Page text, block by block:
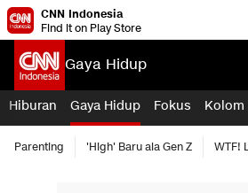
CNN Indonesia
Find it on Play Store
Gaya Hidup
Hiburan Gaya Hidup Fokus Kolom
Parenting 'High' Baru ala Gen Z WTF!